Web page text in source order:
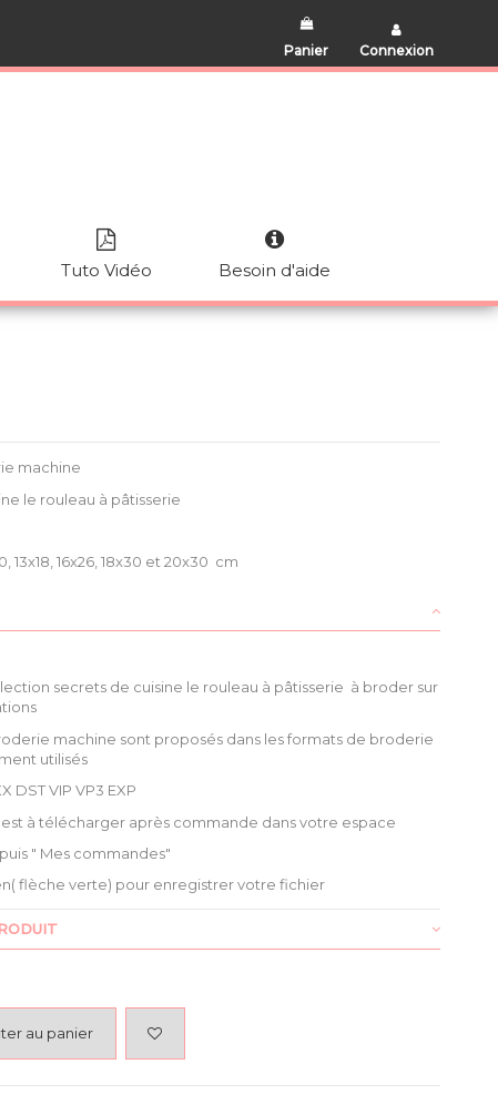
Connexion
Panier
Tuto Vidéo Besoin d'aide
machine
le rouleau à pâtisserie
13x18, 16x26, 18x30 et 20x30 cm
secrets de cuisine le rouleau à pâtisserie à broder sur
machine sont proposés dans les formats de broderie
utilisés
DST VIP VP3 EXP
à télécharger après commande dans votre espace
" Mes commandes"
flèche verte) pour enregistrer votre fichier
au panier